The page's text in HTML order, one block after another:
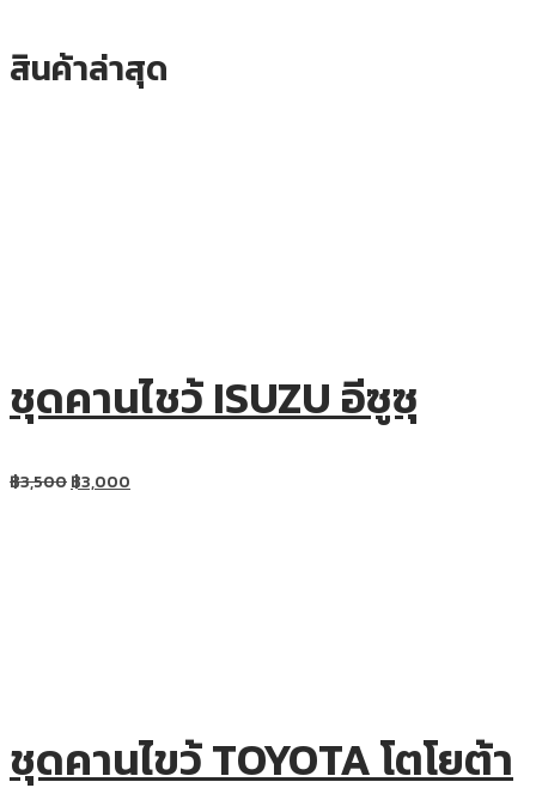
สินค้าล่าสุด
ชุดคานไชว้ ISUZU อีซูซุ
฿3,500฿3,000
ชุดคานไขว้ TOYOTA โตโยต้า